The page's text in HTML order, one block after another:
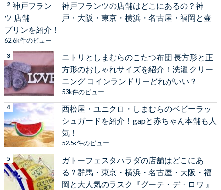
神戸フランツの店舗はどこにあるの？神
戸・大阪・東京・横浜・名古屋・福岡と壷
プリンを紹介！
62.6k件のビュー
ニトリとしまむらのこたつ布団 長方形と正
方形のおしゃれサイズを紹介！洗濯 クリー
ニング コインランドリーどれがいい？
53k件のビュー
西松屋・ユニクロ・しまむらのベビーラッ
シュガードを紹介！gapと赤ちゃん本舗も人
気！
52.5k件のビュー
ガトーフェスタハラダの店舗はどこにあ
る？群馬・東京・横浜・名古屋・大阪・福
岡と大人気のラスク『グーテ・デ・ロワ 』